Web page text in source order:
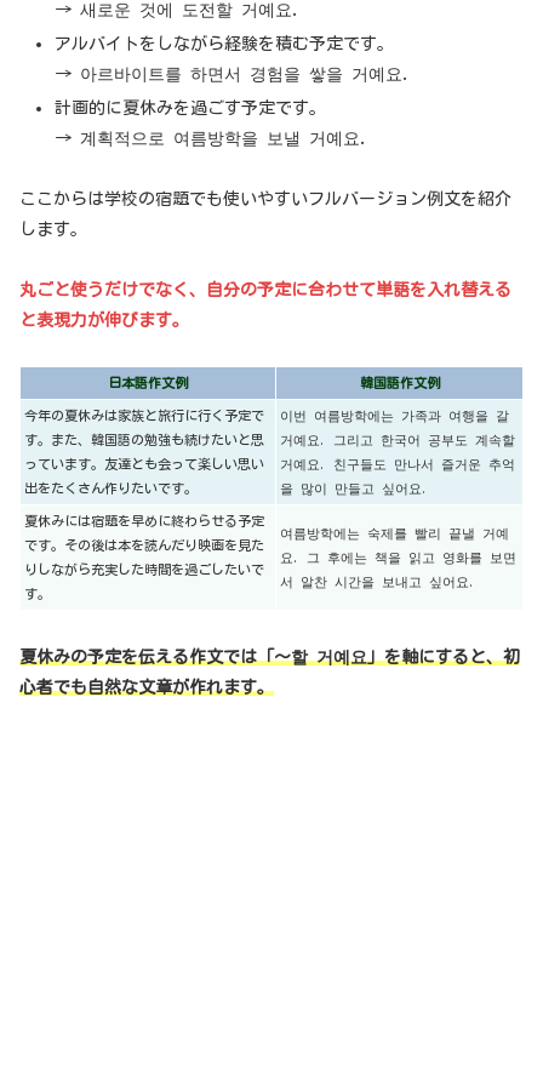
→ 새로운 것에 도전할 거예요.
アルバイトをしながら経験を積む予定です。
→ 아르바이트를 하면서 경험을 쌓을 거예요.
計画的に夏休みを過ごす予定です。
→ 계획적으로 여름방학을 보낼 거예요.
ここからは学校の宿題でも使いやすいフルバージョン例文を紹介
します。
丸ごと使うだけでなく、自分の予定に合わせて単語を入れ替える
と表現力が伸びます。
日本語作文例 韓国語作文例
今年の夏休みは家族と旅行に行く予定で
す。また、韓国語の勉強も続けたいと思
っています。友達とも会って楽しい思い
出をたくさん作りたいです。
이번 여름방학에는 가족과 여행을 갈
거예요. 그리고 한국어 공부도 계속할
거예요. 친구들도 만나서 즐거운 추억
을 많이 만들고 싶어요.
夏休みには宿題を早めに終わらせる予定
です。その後は本を読んだり映画を見た
りしながら充実した時間を過ごしたいで
す。
여름방학에는 숙제를 빨리 끝낼 거예
요. 그 후에는 책을 읽고 영화를 보면
서 알찬 시간을 보내고 싶어요.
夏休みの予定を伝える作文では「〜할 거예요」を軸にすると、初
心者でも自然な文章が作れます。